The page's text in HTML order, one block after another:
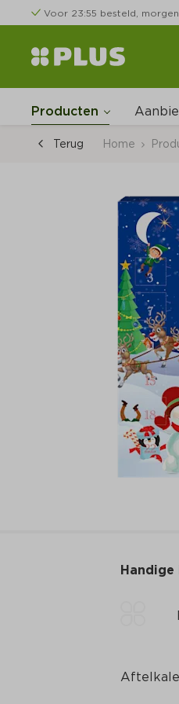
Voor 23:55 besteld, morgen
Producten
Terug Home